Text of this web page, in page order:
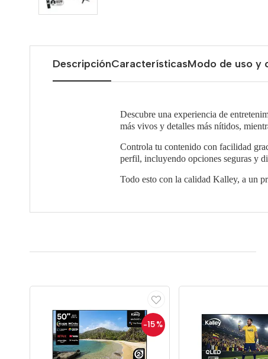
DescripciónCaracterísticasModo de uso y
Descubre una experiencia de
más vivos y detalles más nítidos,
Controla tu contenido con facilidad
perfil, incluyendo opciones seguras y
Todo esto con la calidad Kalley, a un
-15 %